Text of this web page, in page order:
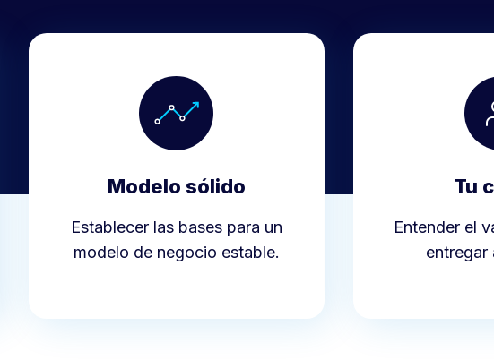
Modelo sólido
Establecer las bases para un
modelo de negocio estable.
Tu
Entender el
entregar